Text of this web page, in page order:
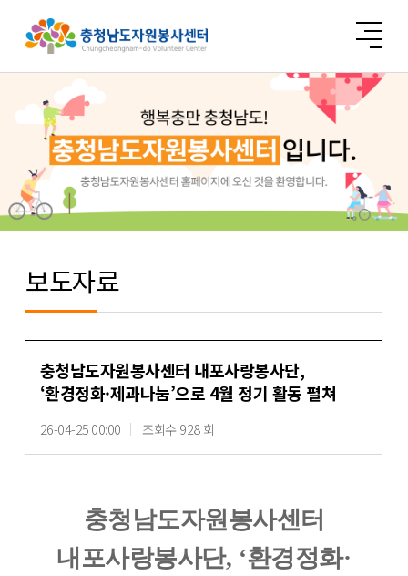
보도자료
충청남도자원봉사센터 내포사랑봉사단,
‘환경정화·제과나눔’으로 4월 정기 활동 펼쳐
26-04-25 00:00 조회수 928 회
충청남도자원봉사센터
내포사랑봉사단, ‘환경정화·